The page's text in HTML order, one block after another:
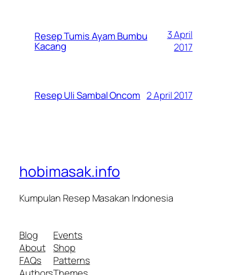
Resep Tumis Ayam Bumbu
Kacang
3 April
2017
Resep Uli Sambal Oncom 2 April 2017
hobimasak.info
Kumpulan Resep Masakan Indonesia
Blog
About
FAQs
Events
Shop
Patterns